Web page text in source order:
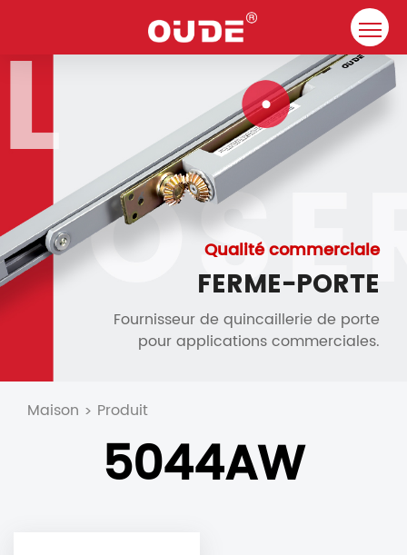
Qualité commerciale
FERME-PORTE
Fournisseur de quincaillerie de porte
pour applications commerciales.
Maison > Produit
5044AW
Ferme-porte
Ressource
Contact
Solutions